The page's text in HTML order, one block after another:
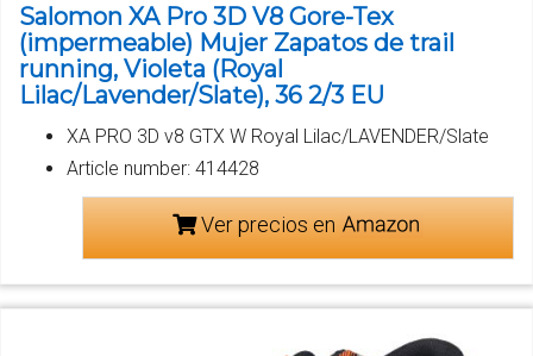
Salomon XA Pro 3D V8 Gore-Tex
(impermeable) Mujer Zapatos de trail
running, Violeta (Royal
Lilac/Lavender/Slate), 36 2/3 EU
XA PRO 3D v8 GTX W Royal Lilac/LAVENDER/Slate
Article number: 414428
Ver precios en